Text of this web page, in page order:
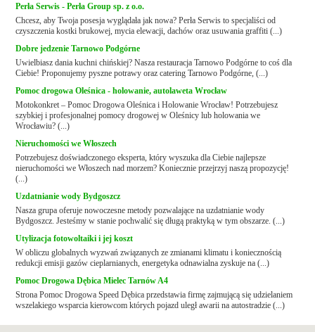
Perła Serwis - Perła Group sp. z o.o.
Chcesz, aby Twoja posesja wyglądała jak nowa? Perła Serwis to specjaliści od
czyszczenia kostki brukowej, mycia elewacji, dachów oraz usuwania graffiti (...)
Dobre jedzenie Tarnowo Podgórne
Uwielbiasz dania kuchni chińskiej? Nasza restauracja Tarnowo Podgórne to coś dla
Ciebie! Proponujemy pyszne potrawy oraz catering Tarnowo Podgórne, (...)
Pomoc drogowa Oleśnica - holowanie, autolaweta Wrocław
Motokonkret – Pomoc Drogowa Oleśnica i Holowanie Wrocław! Potrzebujesz
szybkiej i profesjonalnej pomocy drogowej w Oleśnicy lub holowania we
Wrocławiu? (...)
Nieruchomości we Włoszech
Potrzebujesz doświadczonego eksperta, który wyszuka dla Ciebie najlepsze
nieruchomości we Włoszech nad morzem? Koniecznie przejrzyj naszą propozycję!
(...)
Uzdatnianie wody Bydgoszcz
Nasza grupa oferuje nowoczesne metody pozwalające na uzdatnianie wody
Bydgoszcz. Jesteśmy w stanie pochwalić się długą praktyką w tym obszarze. (...)
Utylizacja fotowoltaiki i jej koszt
W obliczu globalnych wyzwań związanych ze zmianami klimatu i koniecznością
redukcji emisji gazów cieplarnianych, energetyka odnawialna zyskuje na (...)
Pomoc Drogowa Dębica Mielec Tarnów A4
Strona Pomoc Drogowa Speed Dębica przedstawia firmę zajmującą się udzielaniem
wszelakiego wsparcia kierowcom których pojazd uległ awarii na autostradzie (...)